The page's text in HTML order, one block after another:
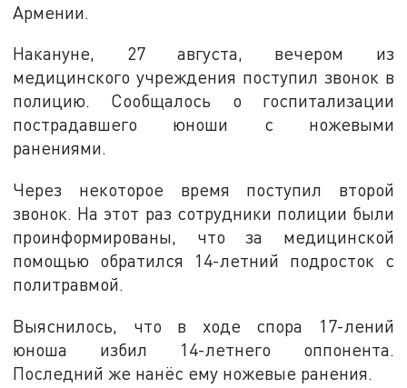
Армении.
Накануне, 27 августа, вечером из
медицинского учреждения поступил звонок в
полицию. Сообщалось о госпитализации
пострадавшего юноши с ножевыми
ранениями.
Через некоторое время поступил второй
звонок. На этот раз сотрудники полиции были
проинформированы, что за медицинской
помощью обратился 14-летний подросток с
политравмой.
Выяснилось, что в ходе спора 17-лений
юноша избил 14-летнего оппонента.
Последний же нанёс ему ножевые ранения.